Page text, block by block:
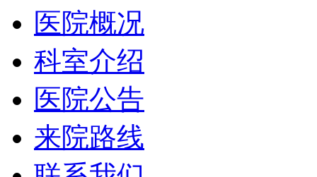
医院概况
科室介绍
医院公告
来院路线